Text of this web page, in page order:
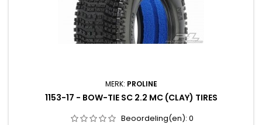
MERK: PROLINE
1153-17 - BOW-TIE SC 2.2 MC (CLAY) TIRES
Beoordeling(en): 0